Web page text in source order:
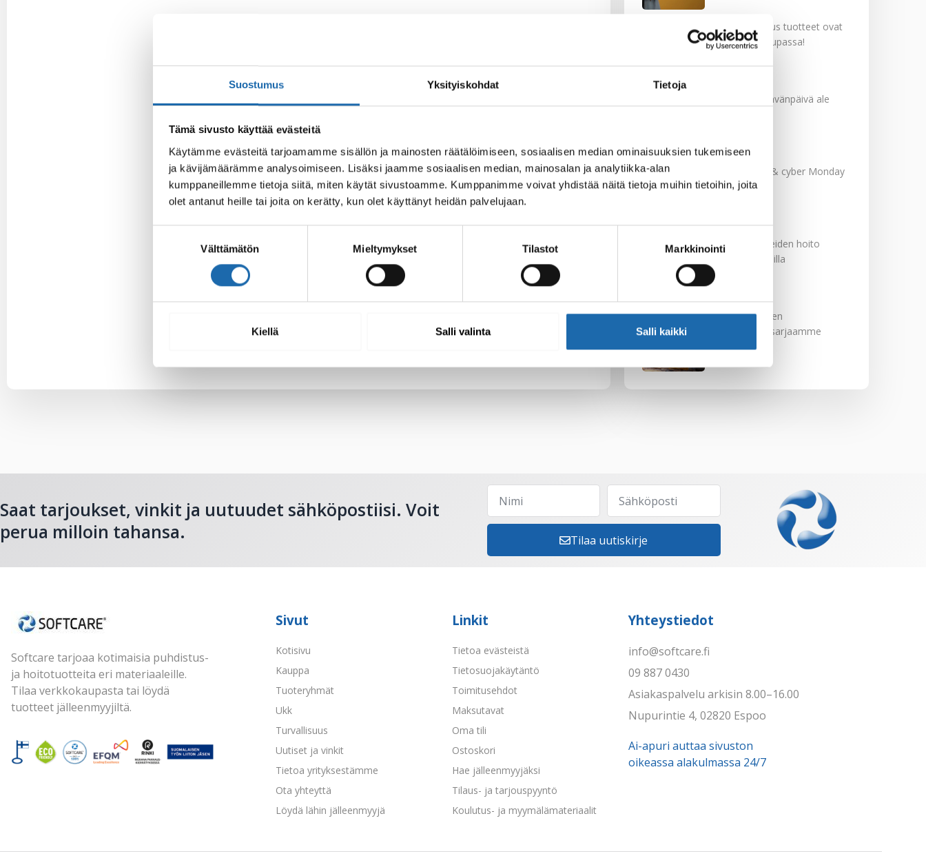
Suostumus Yksityiskohdat Tietoja
Tämä sivusto käyttää evästeitä
Käytämme evästeitä tarjoamamme sisällön ja mainosten räätälöimiseen, sosiaalisen median ominaisuuksien tukemiseen
ja kävijämäärämme analysoimiseen. Lisäksi jaamme sosiaalisen median, mainosalan ja analytiikka-alan
kumppaneillemme tietoja siitä, miten käytät sivustoamme. Kumppanimme voivat yhdistää näitä tietoja muihin tietoihin, joita
olet antanut heille tai joita on kerätty, kun olet käyttänyt heidän palvelujaan.
Välttämätön Mieltymykset Tilastot Markkinointi
Kiellä Salli valinta Salli kaikki
Kevään uutuus tuotteet ovat
nyt verkkokaupassa!
Softcare Ystävänpäivä ale
Black Friday & cyber Monday
2024!
Nahkakalusteiden hoito
Softcare aineilla
30.10.2024
Tutustu uuteen
kengänhoitosarjaamme
Saat tarjoukset, vinkit ja uutuudet sähköpostiisi. Voit
perua milloin tahansa.
Tilaa uutiskirje
Softcare tarjoaa kotimaisia puhdistus-
ja hoitotuotteita eri materiaaleille.
Tilaa verkkokaupasta tai löydä
tuotteet jälleenmyyjiltä.
Sivut
Kotisivu
Kauppa
Tuoteryhmät
Ukk
Turvallisuus
Uutiset ja vinkit
Tietoa yrityksestämme
Ota yhteyttä
Löydä lähin jälleenmyyjä
Linkit
Tietoa evästeistä
Tietosuojakäytäntö
Toimitusehdot
Maksutavat
Oma tili
Ostoskori
Hae jälleenmyyjäksi
Tilaus- ja tarjouspyyntö
Koulutus- ja myymälämateriaalit
Yhteystiedot
info@softcare.fi
09 887 0430
Asiakaspalvelu arkisin 8.00–16.00
Nupurintie 4, 02820 Espoo
Ai-apuri auttaa sivuston
oikeassa alakulmassa 24/7